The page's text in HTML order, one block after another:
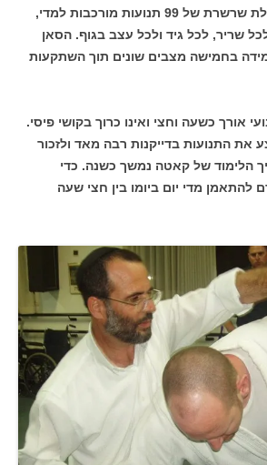
שהיא לב השיטה, כוללת שרשרת של 99 תנועות מורכבות למדי,
שריר, לכל גיד ולכל עצב בגוף. הסאן
בחמישה מצבים שונים תוך השתקעות
אורך כשעה וחצי ואינו כרוך בקושי פיסי.
את התנועות בדייקנות רבה מאד ולזכור
הלימוד של קאטה נמשך כשנה. כדי
להתאמן מדי יום ביומו בין חצי שעה